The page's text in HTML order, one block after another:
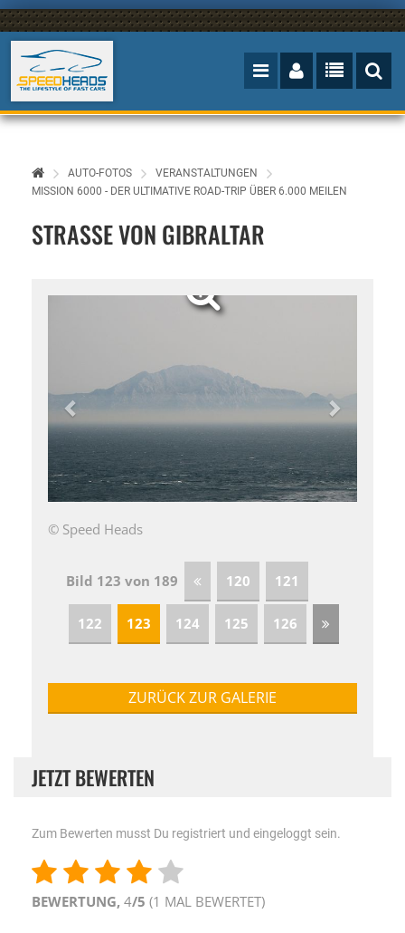
AUTO-FOTOS
VERANSTALTUNGEN
MISSION 6000 - DER ULTIMATIVE ROAD-TRIP ÜBER 6.000 MEILEN
STRASSE VON GIBRALTAR
© Speed Heads
Bild 123 von 189 120 121
122 123 124 125 126
ZURÜCK ZUR GALERIE
JETZT BEWERTEN
Zum Bewerten musst Du registriert und eingeloggt sein.
BEWERTUNG, 4/5 (1 MAL BEWERTET)